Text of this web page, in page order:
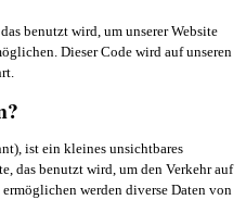
benutzt wird, um unserer Website
Dieser Code wird auf unseren
ist ein kleines unsichtbares
das benutzt wird, um den Verkehr auf
werden diverse Daten von